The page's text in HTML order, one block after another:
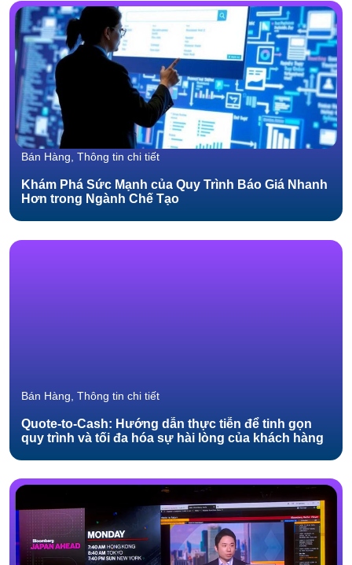
Bán Hàng, Thông tin chi tiết
Khám Phá Sức Mạnh của Quy Trình Báo Giá Nhanh
Hơn trong Ngành Chế Tạo
Bán Hàng, Thông tin chi tiết
Quote-to-Cash: Hướng dẫn thực tiễn để tinh gọn
quy trình và tối đa hóa sự hài lòng của khách hàng